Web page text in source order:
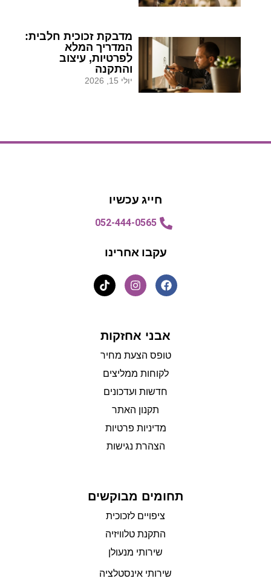
מדבקת זכוכית חלבית:
המדריך המלא
לפרטיות, עיצוב
והתקנה
יולי 15, 2026
חייג עכשיו
052-444-0565
עקבו אחרינו
אבני אחזקות
טופס הצעת מחיר
לקוחות ממליצים
חדשות ועדכונים
תקנון האתר
מדיניות פרטיות
הצהרת נגישות
תחומים מבוקשים
ציפויים לזכוכית
התקנת טלוויזיה
שירותי מנעולן
שירותי אינסטלציה